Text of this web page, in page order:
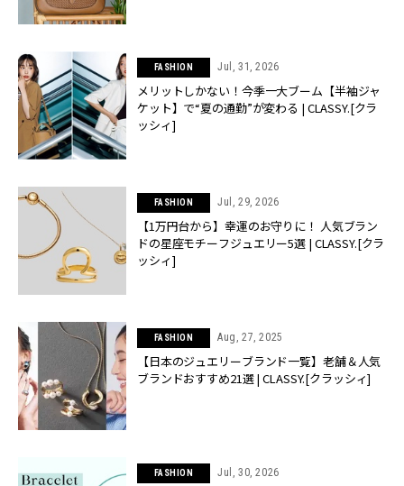
FASHION Jul, 31, 2026
メリットしかない！今季一大ブーム【半袖ジャ
ケット】で“夏の通勤”が変わる | CLASSY.[クラ
ッシィ]
FASHION Jul, 29, 2026
【1万円台から】幸運のお守りに！ 人気ブラン
ドの星座モチーフジュエリー5選 | CLASSY.[クラ
ッシィ]
FASHION Aug, 27, 2025
【日本のジュエリーブランド一覧】老舗＆人気
ブランドおすすめ21選 | CLASSY.[クラッシィ]
FASHION Jul, 30, 2026